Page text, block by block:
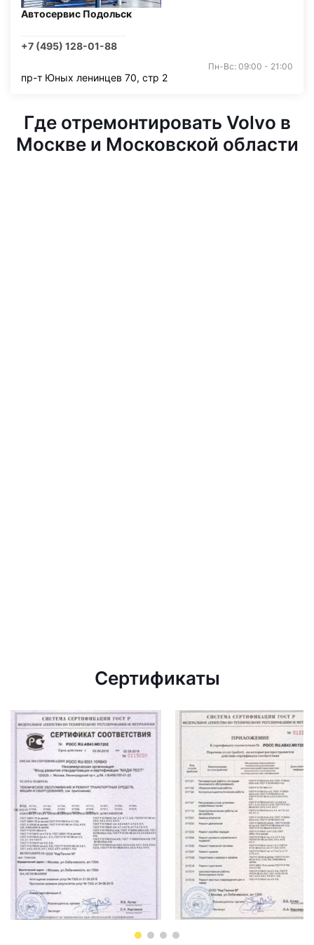
Автосервис Подольск
+7 (495) 128-01-88
Пн-Вс: 09:00 - 21:00
пр-т Юных ленинцев 70, стр 2
Где отремонтировать Volvo в
Москве и Московской области
Сертификаты